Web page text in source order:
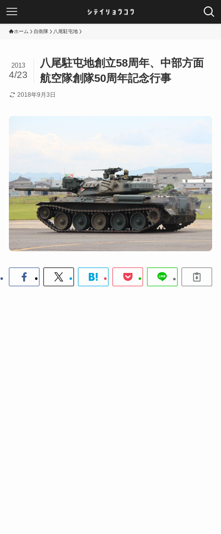
ホーム 自衛隊 八尾駐屯地
八尾駐屯地創立58周年、中部方面
航空隊創隊50周年記念行事
2013
4/23
2018年9月3日